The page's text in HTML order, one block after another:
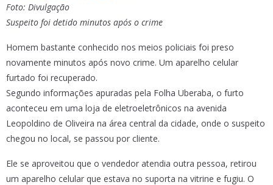
Foto: Divulgação
Suspeito foi detido minutos após o crime
Homem bastante conhecido nos meios policiais foi preso
novamente minutos após novo crime. Um aparelho celular
furtado foi recuperado.
Segundo informações apuradas pela Folha Uberaba, o furto
aconteceu em uma loja de eletroeletrônicos na avenida
Leopoldino de Oliveira na área central da cidade, onde o suspeito
chegou no local, se passou por cliente.
Ele se aproveitou que o vendedor atendia outra pessoa, retirou
um aparelho celular que estava no suporta na vitrine e fugiu. O